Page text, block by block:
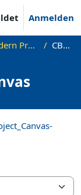
Anmelden
Lecture "Modern Project Management in ICT", HUST, Hanoi, 2023 CBA-Project_Canvas